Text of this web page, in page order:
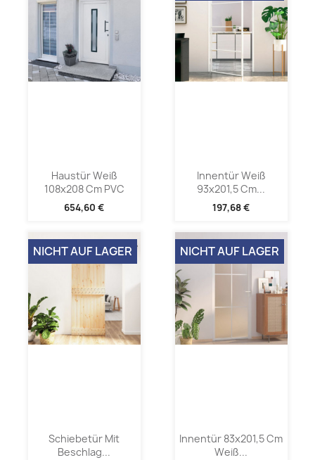
Haustür Weiß
108x208 Cm PVC
654,60 €
Innentür Weiß
93x201,5 Cm...
197,68 €
Schiebetür Mit
Beschlag...
NICHT AUF LAGER
Innentür 83x201,5 Cm
Weiß...
NICHT AUF LAGER